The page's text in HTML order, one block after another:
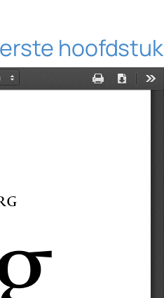
hoofdstuk